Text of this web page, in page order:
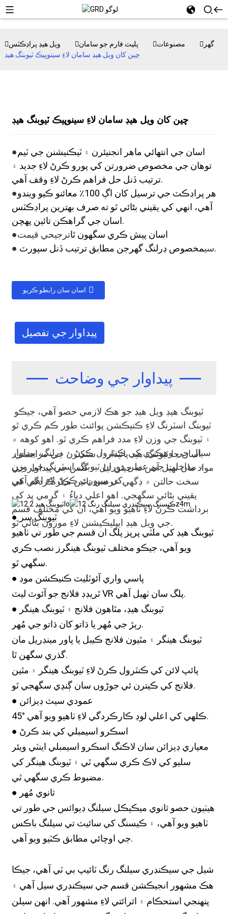
گھر مصنوعات پليٽ فارم جو سامان
ويل هيڊ پراڊڪٽس
چين کان ويل هيڊ سامان لاءِ سينوپيڪ ٽيوبنگ هيڊ
چين کان ويل هيڊ سامان لاءِ سينوپيڪ ٽيوبنگ هيڊ
●اسان جي انتهائي ماهر انجنيئرن ۽ ٽيڪنيشنن جي ٽيم
توهان جي مخصوص ضرورتن کي پورو ڪرڻ لاءِ جديد ۽
ترتيب ڏنل حل فراهم ڪرڻ لاءِ وقف آهي.
●هر پراڊڪٽ جي ترسيل کان اڳ 100٪ معائنو ڪيو ويندو
آهي، انهي کي يقيني بڻائي ٿو ته صرف بهترين پراڊڪٽس
اسان جي گراهڪن تائين پهچن.
●
اسان پيش ڪري سگهون ٿاترجيحي قيمت
● سيمخصوص ڊرلنگ گهرجن مطابق ترتيب ڏنل سپورٽ.
اسان سان رابطو ڪريو
پيداوار جي تفصيل
پيداوار جي وضاحت
ٽيوبنگ هيڊ ويل هيڊ جو هڪ لازمي حصو آهي، جيڪو
ٽيوبنگ اسٽرنگ لاءِ ڪنيڪشن پوائنٽ طور ڪم ڪري ٿو
۽ ٽيوبنگ جي وزن لاءِ مدد فراهم ڪري ٿو. اهو کوهه ۾
سيال جي وهڪري کي ڪنٽرول ڪرڻ ۽ ڊرلنگ، پيداوار
۽ مداخلت جي عملن دوران ٽيوبنگ اسٽرنگ جي وزن
کي سپورٽ ڪرڻ لاءِ اهم آهي.
اسان جا ٽيوبنگ هيڊ پائيدار ۽ سنکنرن جي مزاحمتي
مواد مان ٺهيل آهن ته جيئن تيل ۽ گئس جي پيداوار جي
سخت حالتن ۾ ڊگهي عرصي تائين ڪارڪردگي کي
يقيني بڻائي سگهجي. اهو اعلي دٻاءُ ۽ گرمي پد کي
برداشت ڪرڻ لاءِ ٺاهيو ويو آهي، ان کي مختلف قسم
جي ويل هيڊ ايپليڪيشنن لاءِ موزون بڻائي ٿو.
● ٽيوبنگ سر
ٽيوبنگ هيڊ کي ملٽي پرپز پلگ ان قسم جي طور تي ٺاهيو
ويو آهي، جيڪو مختلف ٽيوبنگ هينگرز نصب ڪري
سگهي ٿو.
● پاسي واري آئوٽليٽ ڪنيڪشن موڊ
ٿريڊڊ فلانج جو آئوٽ ليٽ VR پلگ سان ٺهيل آهي.
● ٽيوبنگ هيڊ، مٿاهون فلانج ۽ ٽيوبنگ هينگر
رٻڙ جي مُهر يا ڌاتو کان ڌاتو جي مُهر.
ٽيوبنگ هينگر ۽ مٿيون فلانج ڪيبل يا پاور مينڊريل مان
گذري سگهن ٿا.
پائپ لائن کي ڪنٽرول ڪرڻ لاءِ ٽيوبنگ هينگر ۽ مٿين
فلانج کي ڪيترن ئي جوڑوں سان ڳنڍي سگهجي ٿو.
● عمودي سيٽ ڊيزائن
45° ڪلهي کي اعلي لوڊ ڪارڪردگي لاءِ ٺاهيو ويو آهي.
● اسڪرو اسيمبلي کي بند ڪرڻ
معياري ڊيزائن سان لاڪنگ اسڪرو اسيمبلي اينٽي ويئر
سليو کي لاڪ ڪري سگهي ٿي ۽ ٽيوبنگ هينگر کي
مضبوط ڪري سگهي ٿي.
● ثانوي مُهر
هيٺيون حصو ثانوي ميڪيڪل سيلنگ ڊيوائس جي طور تي
ٺاهيو ويو آهي، ۽ ڪيسنگ کي سائيٽ تي سيلنگ باڪس
جي اوچائي مطابق ڪٽيو ويو آهي.
شيل جي سيڪنڊري سيلنگ رنگ ٽائيپ بي ٽي آهي، جيڪا
هڪ مشهور انجيڪشن قسم جي سيڪنڊري سيل آهي ۽
پنهنجي استحڪام ۽ اثرائتي لاءِ مشهور آهي. انهن سيلن